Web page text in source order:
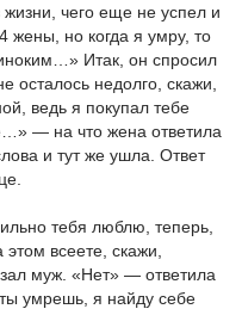
чего еще не успел и
жены, но когда я умру, то
Итак, он спросил
осталось недолго, скажи,
ведь я покупал тебе
— на что жена ответила
и тут же ушла. Ответ
тебя люблю, теперь,
всеете, скажи,
муж. «Нет» — ответила
умрешь, я найду себе